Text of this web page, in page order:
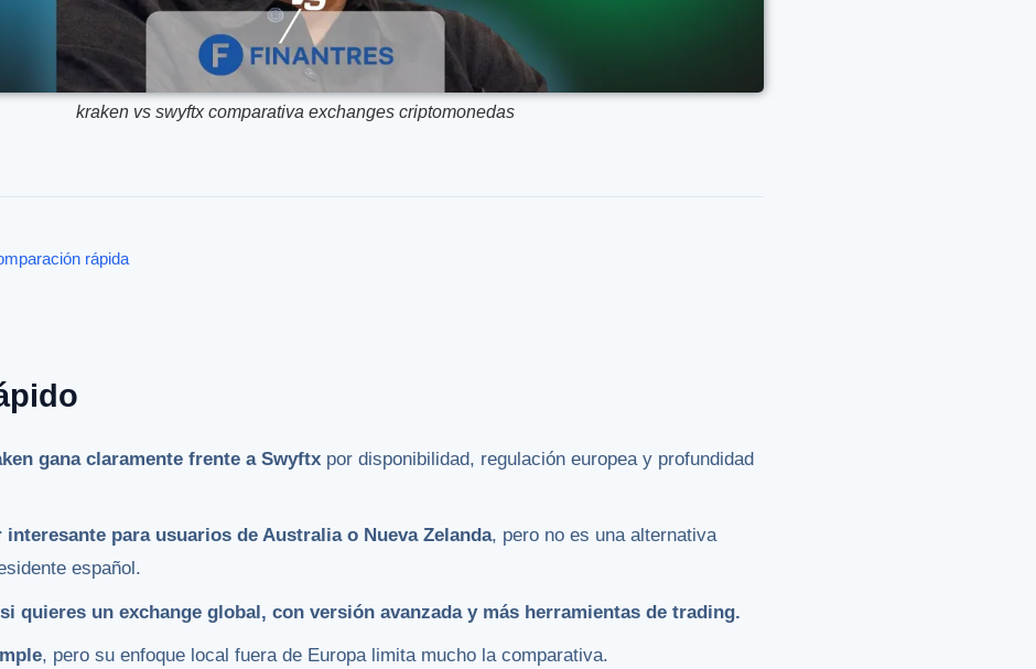
kraken vs swyftx comparativa exchanges criptomonedas
rápida
gana claramente frente a Swyftx por disponibilidad, regulación europea y profundidad
interesante para usuarios de Australia o Nueva Zelanda, pero no es una alternativa
español.
quieres un exchange global, con versión avanzada y más herramientas de trading.
, pero su enfoque local fuera de Europa limita mucho la comparativa.